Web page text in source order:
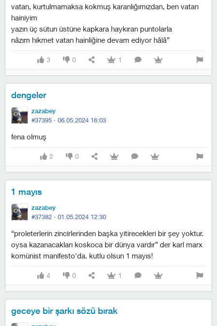
vatan, kurtulmamaksa kokmuş karanlığımızdan, ben vatan
hainiyim
yazın üç sütun üstüne kapkara haykıran puntolarla
nâzım hikmet vatan hainliğine devam ediyor hâlâ”
3 0 1
dengeler
zazabey
#37395 · 06.05.2024 16:03
fena olmuş
2 0
1 mayıs
zazabey
#37382 · 01.05.2024 12:30
“proleterlerin zincirlerinden başka yitirecekleri bir şey yoktur.
oysa kazanacakları koskoca bir dünya vardır” der karl marx
komünist manifesto'da. kutlu olsun 1 mayıs!
4 0 1
geceye bir şarkı sözü bırak